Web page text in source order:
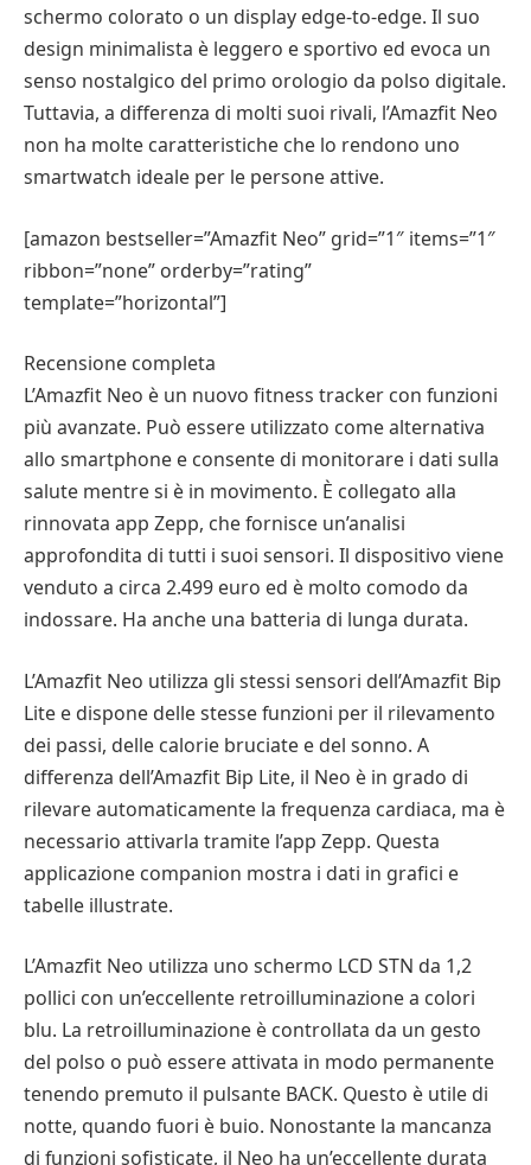
schermo colorato o un display edge-to-edge. Il suo
design minimalista è leggero e sportivo ed evoca un
senso nostalgico del primo orologio da polso digitale.
Tuttavia, a differenza di molti suoi rivali, l’Amazfit Neo
non ha molte caratteristiche che lo rendono uno
smartwatch ideale per le persone attive.
[amazon bestseller=”Amazfit Neo” grid=”1″ items=”1″
ribbon=”none” orderby=”rating”
template=”horizontal”]
Recensione completa
L’Amazfit Neo è un nuovo fitness tracker con funzioni
più avanzate. Può essere utilizzato come alternativa
allo smartphone e consente di monitorare i dati sulla
salute mentre si è in movimento. È collegato alla
rinnovata app Zepp, che fornisce un’analisi
approfondita di tutti i suoi sensori. Il dispositivo viene
venduto a circa 2.499 euro ed è molto comodo da
indossare. Ha anche una batteria di lunga durata.
L’Amazfit Neo utilizza gli stessi sensori dell’Amazfit Bip
Lite e dispone delle stesse funzioni per il rilevamento
dei passi, delle calorie bruciate e del sonno. A
differenza dell’Amazfit Bip Lite, il Neo è in grado di
rilevare automaticamente la frequenza cardiaca, ma è
necessario attivarla tramite l’app Zepp. Questa
applicazione companion mostra i dati in grafici e
tabelle illustrate.
L’Amazfit Neo utilizza uno schermo LCD STN da 1,2
pollici con un’eccellente retroilluminazione a colori
blu. La retroilluminazione è controllata da un gesto
del polso o può essere attivata in modo permanente
tenendo premuto il pulsante BACK. Questo è utile di
notte, quando fuori è buio. Nonostante la mancanza
di funzioni sofisticate, il Neo ha un’eccellente durata